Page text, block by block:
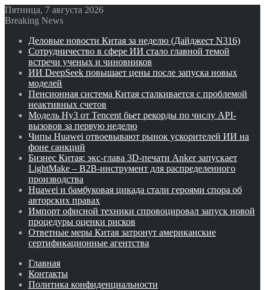
Пятница, 7 августа 2026
Breaking News
Деловые новости Китая за неделю (Дайджест N316)
Сотрудничество в сфере ИИ стало главной темой
встречи ученых и чиновников
ИИ DeepSeek повышает цены после запуска новых
моделей
Пенсионная система Китая сталкивается с проблемой
неактивных счетов
Модель Hy3 от Tencent бьет рекорды по числу API-
вызовов за первую неделю
Чипы Huawei отвоевывают рынок ускорителей ИИ на
фоне санкций
Бизнес Китая: экс-глава 3D-печати Anker запускает
LightMake – B2B-инструмент для распределенного
производства
Huawei и бамбуковая цикада стали героями спора об
авторских правах
Импорт офисной техники спровоцировал запуск новой
процедуры оценки рисков
Ответные меры Китая затронут американские
сертификационные агентства
Главная
Контакты
Политика конфиденциальности